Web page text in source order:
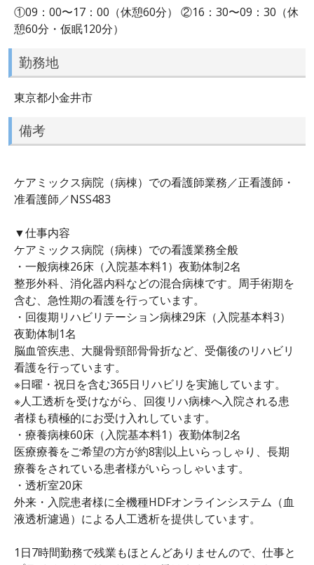
①09：00〜17：00（休憩60分） ②16：30〜09：30（休
憩60分・仮眠120分）
勤務地
東京都小金井市
備考
ケアミックス病院（病棟）での看護師業務／正看護師・
准看護師／NSS483
▼仕事内容
ケアミックス病院（病棟）での看護業務全般
・一般病棟26床（入院基本料1）夜勤体制2名
整形外科、消化器内科などの混合病棟です。周手術期を
含む、急性期の看護を行っています。
・回復期リハビリテーション病棟29床（入院基本料3）
夜勤体制1名
脳血管疾患、大腿骨頸部骨骨折など、受傷後のリハビリ
看護を行っています。
※日曜・祝日を含む365日リハビリを実施しています。
※人工透析を受けながら、回復リハ病棟へ入院される患
者様も積極的にお受け入れしています。
・療養病棟60床（入院基本料1）夜勤体制2名
医療療養をご希望の方が約8割以上いらっしゃり、長期
療養をされている患者様がいらっしゃいます。
・透析室20床
外来・入院患者様に全機種HDFオンラインシステム（血
液透析濾過）による人工透析を提供しています。
1日7時間勤務で残業もほとんどありませんので、仕事と